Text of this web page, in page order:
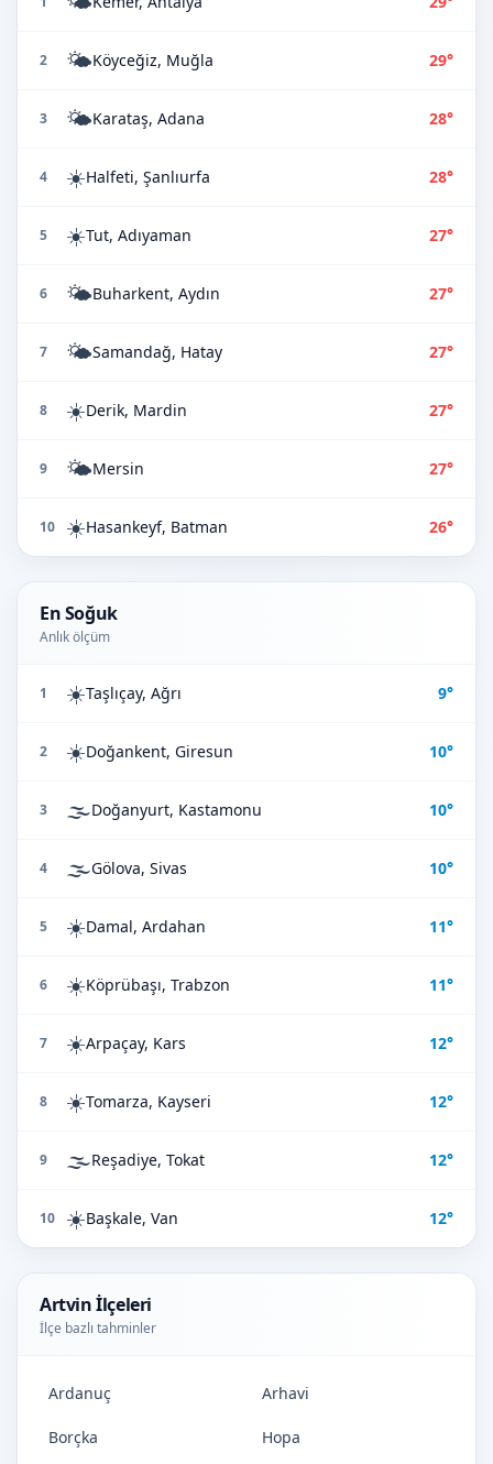
2 🌤️Köyceğiz, Muğla 29°
3 🌤️Karataş, Adana 28°
4 ☀️Halfeti, Şanlıurfa 28°
5 ☀️Tut, Adıyaman 27°
6 🌤️Buharkent, Aydın 27°
7 🌤️Samandağ, Hatay 27°
8 ☀️Derik, Mardin 27°
9 🌤️Mersin 27°
10 ☀️Hasankeyf, Batman 26°
En Soğuk
Anlık ölçüm
1 ☀️Taşlıçay, Ağrı 9°
2 ☀️Doğankent, Giresun 10°
3 🌫️Doğanyurt, Kastamonu 10°
4 🌫️Gölova, Sivas 10°
5 ☀️Damal, Ardahan 11°
6 ☀️Köprübaşı, Trabzon 11°
7 ☀️Arpaçay, Kars 12°
8 ☀️Tomarza, Kayseri 12°
9 🌫️Reşadiye, Tokat 12°
10 ☀️Başkale, Van 12°
Artvin İlçeleri
İlçe bazlı tahminler
Ardanuç Arhavi
Borçka Hopa